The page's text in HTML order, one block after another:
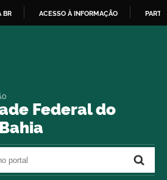
BR ACESSO À INFORMAÇÃO
Federal do